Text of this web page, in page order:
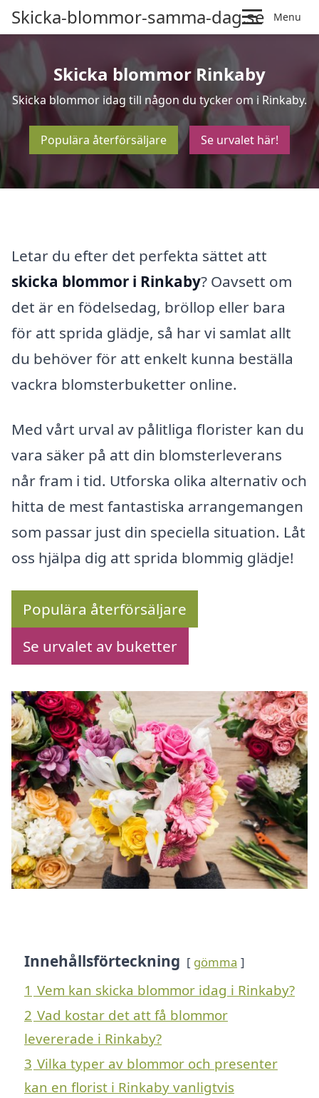
Skicka-blommor-samma-dag.se Menu
Skicka blommor Rinkaby
Skicka blommor idag till någon du tycker om i Rinkaby.
Populära återförsäljare Se urvalet här!
Letar du efter det perfekta sättet att
skicka blommor i Rinkaby? Oavsett om
det är en födelsedag, bröllop eller bara
för att sprida glädje, så har vi samlat allt
du behöver för att enkelt kunna beställa
vackra blomsterbuketter online.
Med vårt urval av pålitliga florister kan du
vara säker på att din blomsterleverans
når fram i tid. Utforska olika alternativ och
hitta de mest fantastiska arrangemangen
som passar just din speciella situation. Låt
oss hjälpa dig att sprida blommig glädje!
Populära återförsäljare
Se urvalet av buketter
Innehållsförteckning gömma
1 Vem kan skicka blommor idag i Rinkaby?
2 Vad kostar det att få blommor
levererade i Rinkaby?
3 Vilka typer av blommor och presenter
kan en florist i Rinkaby vanligtvis